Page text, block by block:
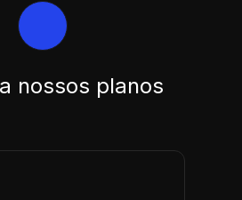
nossos planos